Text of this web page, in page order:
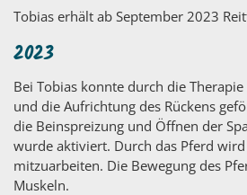
Tobias erhält ab September 2023
2023
Bei Tobias konnte durch die
und die Aufrichtung des Rückens
die Beinspreizung und Öffnen der
wurde aktiviert. Durch das Pferd
mitzuarbeiten. Die Bewegung des
Muskeln.